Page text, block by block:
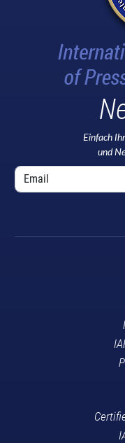
Einfach
und